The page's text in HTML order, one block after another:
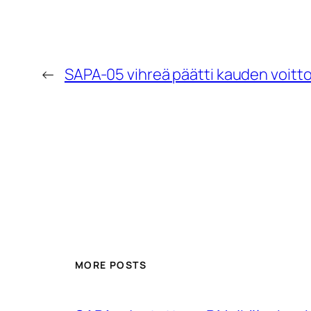
← SAPA-05 vihreä päätti kauden
MORE POSTS